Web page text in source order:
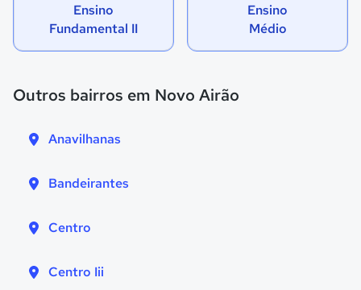
Ensino
Fundamental II
Ensino
Médio
Outros bairros em Novo Airão
Anavilhanas
Bandeirantes
Centro
Centro Iii